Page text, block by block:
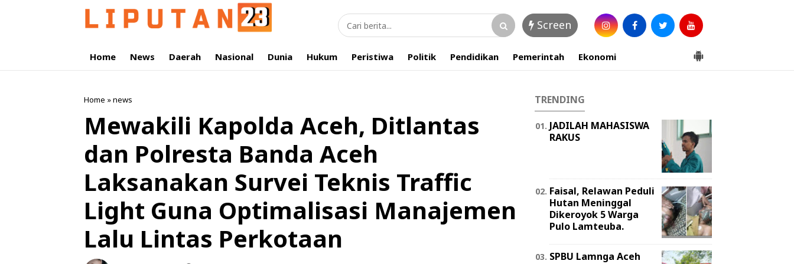
Screen
Home News Daerah Nasional Dunia Hukum Peristiwa Politik Pendidikan Pemerintah Ekonomi
Home »news
Mewakili Kapolda Aceh, Ditlantas
dan Polresta Banda Aceh
Laksanakan Survei Teknis Traffic
Light Guna Optimalisasi Manajemen
Lalu Lintas Perkotaan
TRENDING
JADILAH MAHASISWA
RAKUS
Faisal, Relawan Peduli
Hutan Meninggal
Dikeroyok 5 Warga
Pulo Lamteuba.
SPBU Lamnga Aceh